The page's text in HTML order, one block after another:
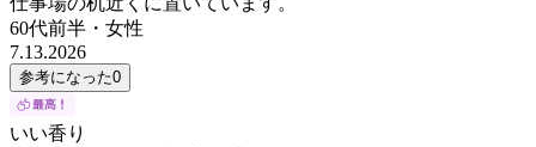
60代前半 ・ 女性
7.13.2026
参考になった0
いい香り